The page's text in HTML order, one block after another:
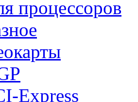
процессоров
Express